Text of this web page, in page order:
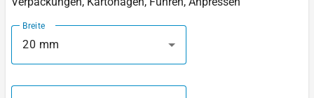
Breite
20 mm